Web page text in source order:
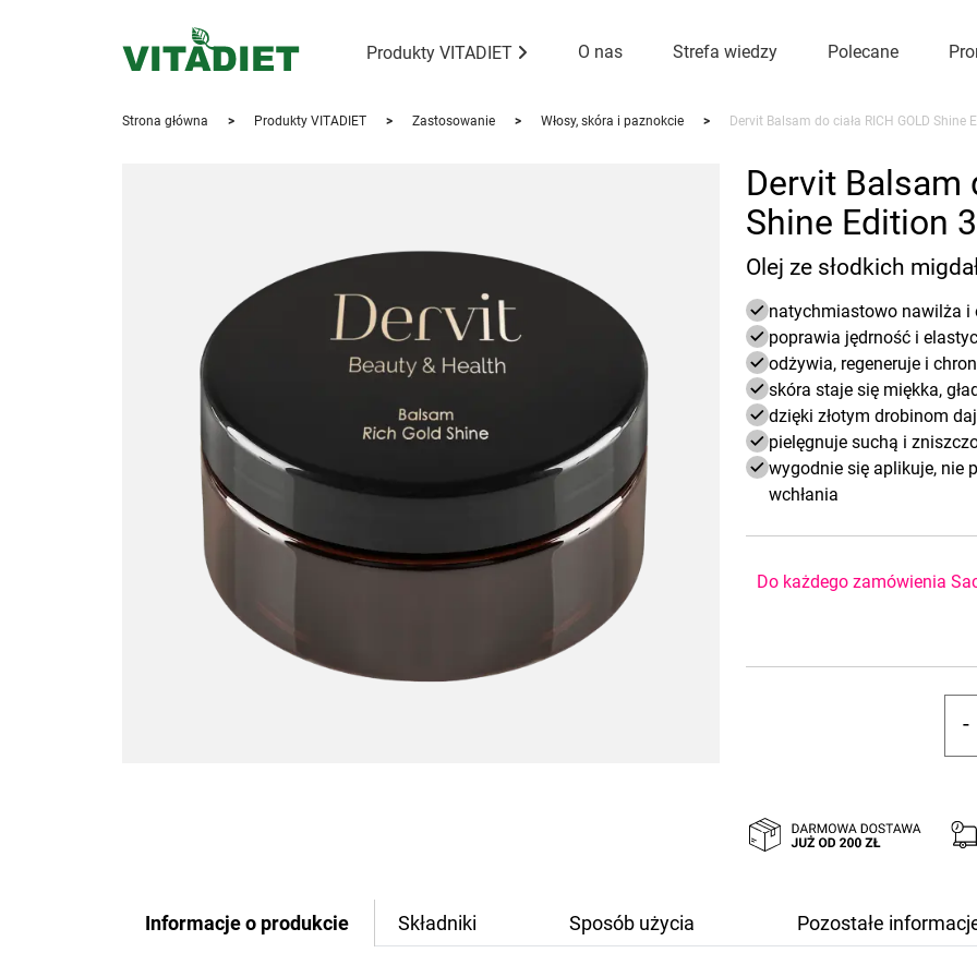
Produkty VITADIET O nas Strefa wiedzy Polecane
Strona główna > Produkty VITADIET > Zastosowanie > Włosy, skóra i paznokcie > Dervit Balsam do ciała RICH GOLD Shine
Dervit Balsam
Shine Edition
Olej ze słodkich
natychmiastowo nawilża i
poprawia jędrność i
odżywia, regeneruje i
skóra staje się miękka,
dzięki złotym drobinom
pielęgnuje suchą i
wygodnie się aplikuje, nie
wchłania
Do każdego zamówienia
-
Informacje o produkcie Składniki Sposób użycia Pozostałe